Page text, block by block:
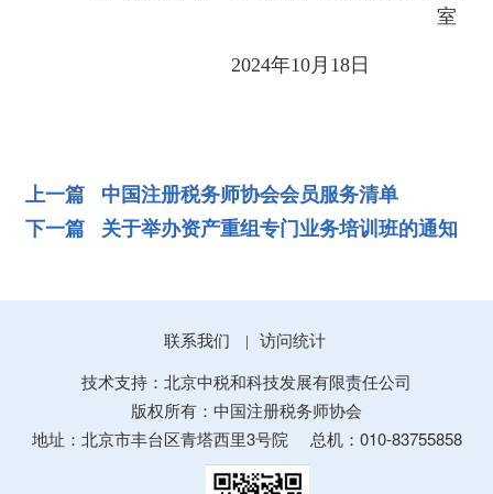
室
2024年10月18日
上一篇 中国注册税务师协会会员服务清单
下一篇 关于举办资产重组专门业务培训班的通知
联系我们 |
访问统计
技术支持：北京中税和科技发展有限责任公司
版权所有：中国注册税务师协会
地址：北京市丰台区青塔西里3号院
总机：010-83755858